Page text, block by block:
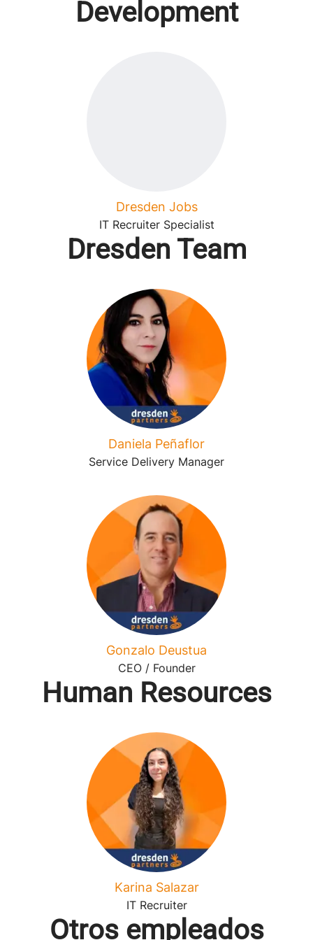
Development
Dresden Jobs
IT Recruiter Specialist
Dresden Team
Daniela Peñaflor
Service Delivery Manager
Gonzalo Deustua
CEO / Founder
Human Resources
Karina Salazar
IT Recruiter
Otros empleados